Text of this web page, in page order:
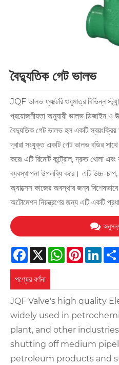
বৈদ্যুতিক গেট ভালভ
JQF ভালভ ফ্যাক্টরি শুধুমাত্র বিভিন্ন
প্রয়োজনীয়তা অনুযায়ী ভালভ ডিজাইন ও
বৈদ্যুতিক গেট ভালভ হল একটি
দ্বারা সংযুক্ত একটি গেট ভালভ বডির
করে৷ এটি রিমোট কন্ট্রোল, দ্রুত খোলা
ব্যবস্থাপনা উপলব্ধি করে। এটি উচ্চ-চাপ,
অ্যাক্সেস কাজের অবস্থার জন্য
অটোমেশন নিয়ন্ত্রণের জন্য এটি একটি
Facebook
X WhatsApp
পণ্যের বর্ণনা
JQF Valve's high quality
widely used in
plant, and other
shutting off medium
petroleum products and